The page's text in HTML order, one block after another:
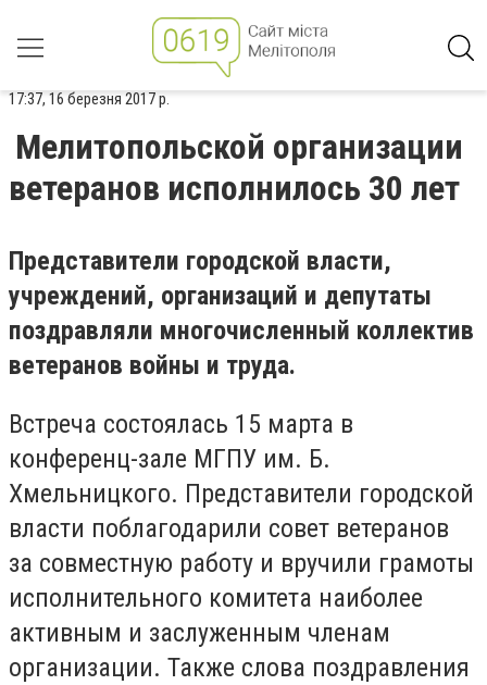
17:37, 16 березня 2017 р.
Мелитопольской организации
ветеранов исполнилось 30 лет
Представители городской власти,
учреждений, организаций и депутаты
поздравляли многочисленный коллектив
ветеранов войны и труда.
Встреча состоялась 15 марта в
конференц-зале МГПУ им. Б.
Хмельницкого. Представители городской
власти поблагодарили совет ветеранов
за совместную работу и вручили грамоты
исполнительного комитета наиболее
активным и заслуженным членам
организации. Также слова поздравления